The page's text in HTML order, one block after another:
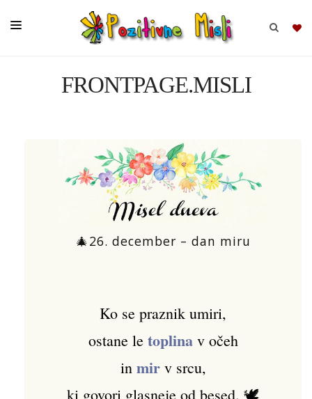
KOMPLETI
FRONTPAGE.MISLI
🎄26. december – dan miru
Ko se praznik umiri,
ostane le toplinav očeh
in mirv srcu,
ki govori glasneje od besed. 🕊️